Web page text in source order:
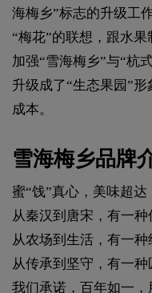
海梅乡”标志的升级工
“梅花”的联想，跟水
加强“雪海梅乡”与“杭
升级成了“生态果园”
成本。
雪海梅乡品牌
蜜“饯”真心，美味超达
从秦汉到唐宋，有一种
从农场到生活，有一种
从传承到坚守，有一种
我们承诺，百年如一